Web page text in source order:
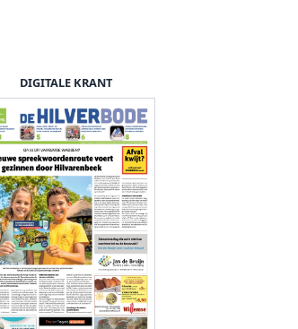
DIGITALE KRANT